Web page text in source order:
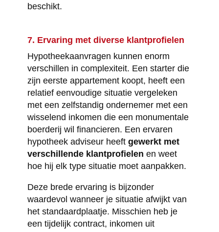
beschikt.
7. Ervaring met diverse klantprofielen
Hypotheekaanvragen kunnen enorm
verschillen in complexiteit. Een starter die
zijn eerste appartement koopt, heeft een
relatief eenvoudige situatie vergeleken
met een zelfstandig ondernemer met een
wisselend inkomen die een monumentale
boerderij wil financieren. Een ervaren
hypotheek adviseur heeft gewerkt met
verschillende klantprofielen en weet
hoe hij elk type situatie moet aanpakken.
Deze brede ervaring is bijzonder
waardevol wanneer je situatie afwijkt van
het standaardplaatje. Misschien heb je
een tijdelijk contract, inkomen uit